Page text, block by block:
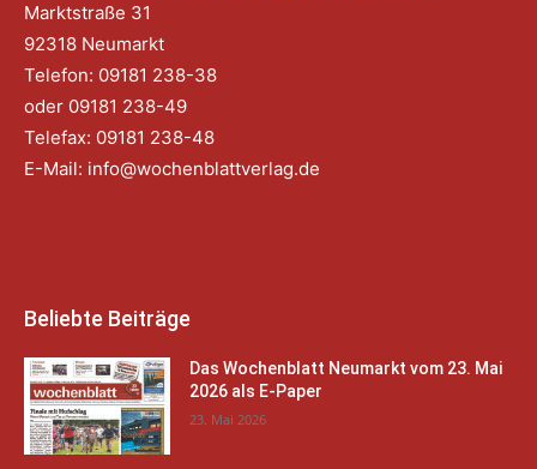
Marktstraße 31
92318 Neumarkt
Telefon: 09181 238-38
oder 09181 238-49
Telefax: 09181 238-48
E-Mail: info@wochenblattverlag.de
Beliebte Beiträge
Das Wochenblatt Neumarkt vom 23. Mai
2026 als E-Paper
23. Mai 2026